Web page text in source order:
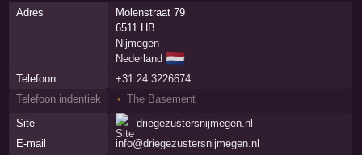
Adres
Molenstraat 79
6511 HB
Nijmegen
Nederland 🇳🇱
Telefoon
+31 24 3226674
Telefoon indentiek
The Basement
Site
driegezustersnijmegen.nl
E-mail
info@driegezustersnijmegen.nl